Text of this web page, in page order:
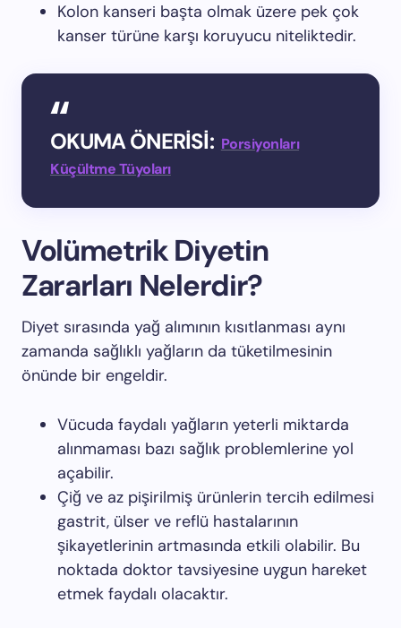
Kolon kanseri başta olmak üzere pek çok
kanser türüne karşı koruyucu niteliktedir.
OKUMA ÖNERİSİ: Porsiyonları
Küçültme Tüyoları
Volümetrik Diyetin
Zararları Nelerdir?
Diyet sırasında yağ alımının kısıtlanması aynı
zamanda sağlıklı yağların da tüketilmesinin
önünde bir engeldir.
Vücuda faydalı yağların yeterli miktarda
alınmaması bazı sağlık problemlerine yol
açabilir.
Çiğ ve az pişirilmiş ürünlerin tercih edilmesi
gastrit, ülser ve reflü hastalarının
şikayetlerinin artmasında etkili olabilir. Bu
noktada doktor tavsiyesine uygun hareket
etmek faydalı olacaktır.